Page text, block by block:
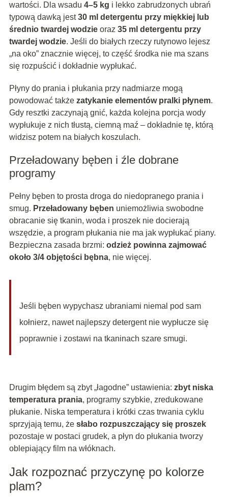
wartości. Dla wsadu 4–5 kg i lekko zabrudzonych ubrań
typową dawką jest30 ml detergentu przy miękkiej lub
średnio twardej wodzieoraz 35 ml detergentu przy
twardej wodzie. Jeśli do białych rzeczy rutynowo lejesz
„na oko” znacznie więcej, to część środka nie ma szans
się rozpuścić i dokładnie wypłukać.
Płyny do prania i płukania przy nadmiarze mogą
powodować także zatykanie elementów pralki płynem.
Gdy resztki zaczynają gnić, każda kolejna porcja wody
wypłukuje z nich tłustą, ciemną maź – dokładnie tę, którą
widzisz potem na białych koszulach.
Przeładowany bęben i źle dobrane
programy
Pełny bęben to prosta droga do niedopranego prania i
smug. Przeładowany bęben uniemożliwia swobodne
obracanie się tkanin, woda i proszek nie docierają
wszędzie, a program płukania nie ma jak wypłukać piany.
Bezpieczna zasada brzmi: odzież powinna zajmować
około 3/4 objętości bębna, nie więcej.
Jeśli bęben wypychasz ubraniami niemal pod sam
kołnierz, nawet najlepszy detergent nie wypłucze się
poprawnie i zostawi na tkaninach szare smugi.
Drugim błędem są zbyt „łagodne” ustawienia: zbyt niska
temperatura prania, programy szybkie, zredukowane
płukanie. Niska temperatura i krótki czas trwania cyklu
sprzyjają temu, że słabo rozpuszczający się proszek
pozostaje w postaci grudek, a płyn do płukania tworzy
oblepiający film na włóknach.
Jak rozpoznać przyczynę po kolorze
plam?